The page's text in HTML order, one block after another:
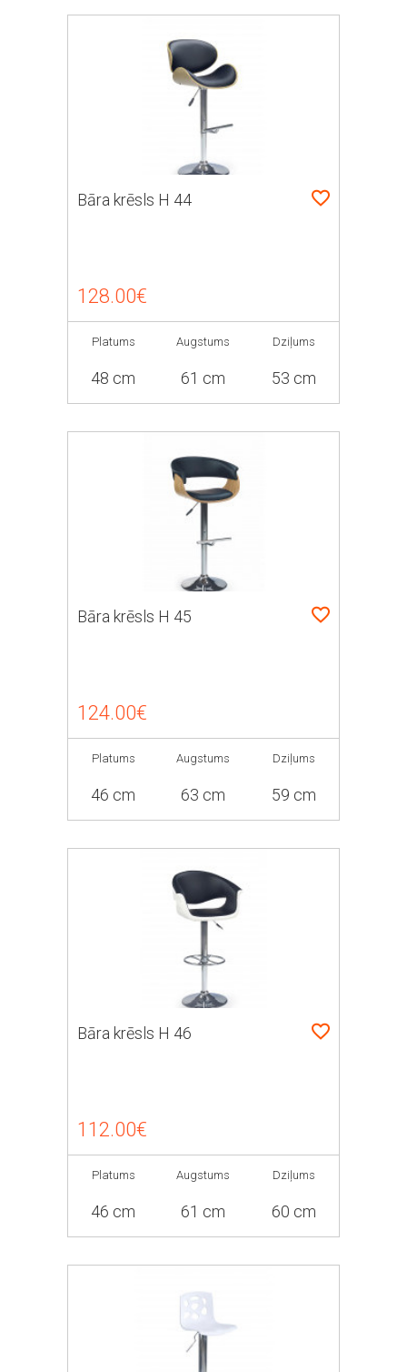
Bāra krēsls H 44
128.00€
Platums
48 cm
Augstums
61 cm
Dziļums
53 cm
Bāra krēsls H 45
124.00€
Platums
46 cm
Augstums
63 cm
Dziļums
59 cm
Bāra krēsls H 46
112.00€
Platums
46 cm
Augstums
61 cm
Dziļums
60 cm